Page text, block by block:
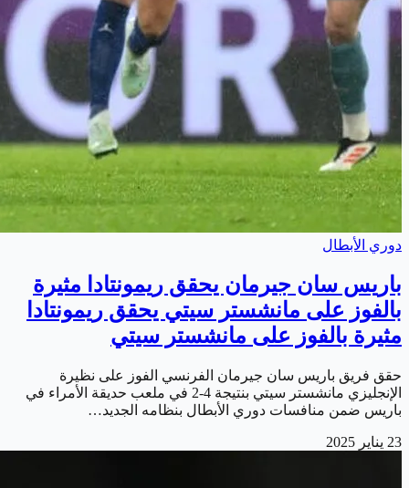
دوري الأبطال
باريس سان جيرمان يحقق ريمونتادا مثيرة
بالفوز على مانشستر سيتي يحقق ريمونتادا
مثيرة بالفوز على مانشستر سيتي
حقق فريق باريس سان جيرمان الفرنسي الفوز على نظيرة
الإنجليزي مانشستر سيتي بنتيجة 4-2 في ملعب حديقة الأمراء في
باريس ضمن منافسات دوري الأبطال بنظامه الجديد…
23 يناير 2025